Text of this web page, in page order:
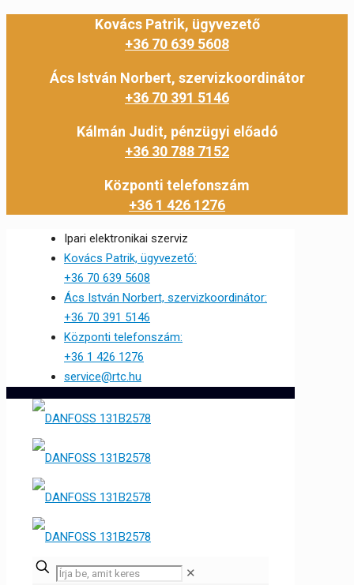
Kovács Patrik, ügyvezető
+36 70 639 5608
Ács István Norbert, szervizkoordinátor
+36 70 391 5146
Kálmán Judit, pénzügyi előadó
+36 30 788 7152
Központi telefonszám
+36 1 426 1276
Ipari elektronikai szerviz
Kovács Patrik, ügyvezető:
+36 70 639 5608
Ács István Norbert, szervizkoordinátor:
+36 70 391 5146
Központi telefonszám:
+36 1 426 1276
service@rtc.hu
✕